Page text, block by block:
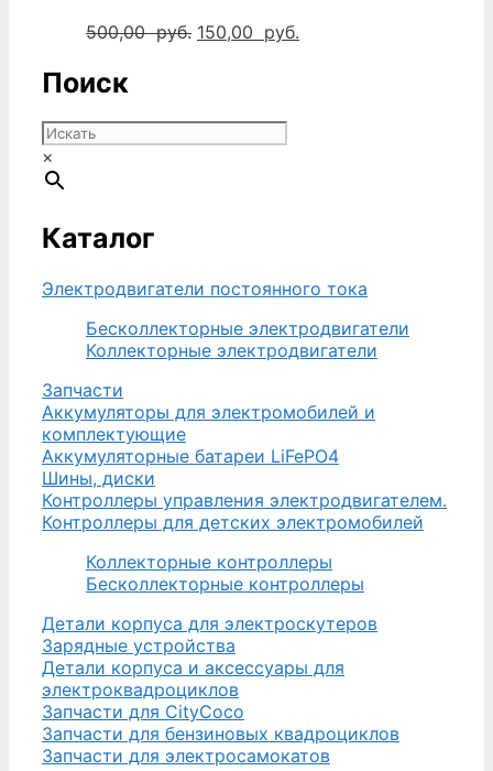
500,00руб. Первоначальная
руб..
150,00 руб.
Поиск
×
Каталог
Электродвигатели постоянного тока
Бесколлекторные электродвигатели
Коллекторные электродвигатели
Запчасти
Аккумуляторы для электромобилей и
комплектующие
Аккумуляторные батареи LiFePO4
Шины, диски
Контроллеры управления электродвигателем.
Контроллеры для детских электромобилей
Коллекторные контроллеры
Бесколлекторные контроллеры
Детали корпуса для электроскутеров
Зарядные устройства
Детали корпуса и аксессуары для
электроквадроциклов
Запчасти для CityCoco
Запчасти для бензиновых квадроциклов
Запчасти для электросамокатов